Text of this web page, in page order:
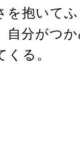
を抱いて
自分がつ
る。